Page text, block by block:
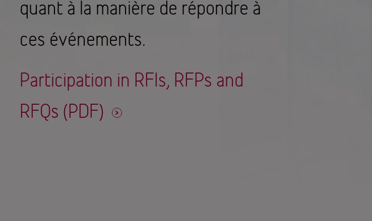
quant à la manière de répondre à
ces événements.
Participation in RFIs, RFPs and
RFQs (PDF)